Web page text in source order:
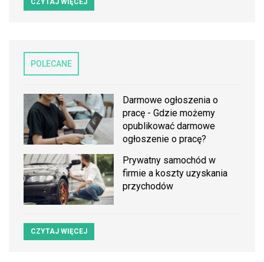
CZYTAJ WIĘCEJ
POLECANE
Darmowe ogłoszenia o
pracę - Gdzie możemy
opublikować darmowe
ogłoszenie o pracę?
Prywatny samochód w
firmie a koszty uzyskania
przychodów
CZYTAJ WIĘCEJ